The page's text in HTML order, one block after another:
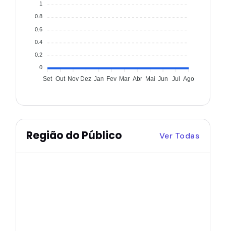
1
0.8
0.6
0.4
0.2
0
Set Out Nov Dez Jan Fev Mar Abr Mai Jun Jul Ago
Região do Público Ver Todas